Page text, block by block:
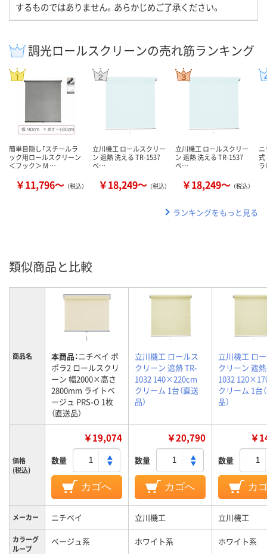
するものではありません。あらかじめご了承ください。
調光ロールスクリーンの売れ筋ランキング
簡単目隠し「スチールラ
ック用ロールスクリーン
＜フック＞ M …
￥11,796～ （税込）
立川機工 ロールスクリー
ン 遮熱 洗える TR-1537
ベ…
￥18,249～ （税込）
立川機工 ロールスクリー
ン 遮熱 洗える TR-1537
ベ…
￥18,249～ （税込）
式
ランキングをもっと見る
類似商品と比較
商品名 本商品：ニチベイ ポ
ポラ2 ロールスクリ
ーン 幅2000×高さ
2800mm ライトベ
ージュ PRS-O 1枚
（直送品）
立川機工 ロールス
クリーン 遮熱 TR-
1032 140×220cm
クリーム 1台（直送
品）
立川機工 ロ
クリーン 遮
1032
クリーム 1台
品）
価格
(税込)
￥19,074
数量
カゴへ
￥20,790
数量
カゴへ
￥
数量
カ
メーカー ニチベイ 立川機工 立川機工
カラーグ
ループ
ベージュ系 ホワイト系 ホワイト系